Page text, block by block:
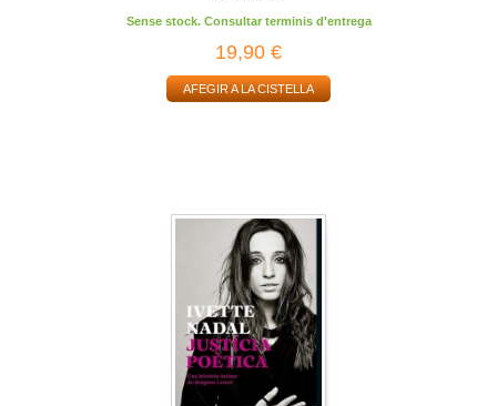
Sense stock. Consultar terminis d'entrega
19,90 €
AFEGIR A LA CISTELLA